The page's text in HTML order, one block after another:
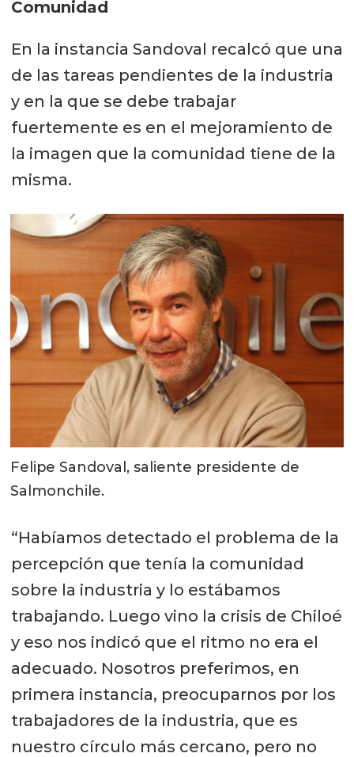
Comunidad
En la instancia Sandoval recalcó que una
de las tareas pendientes de la industria
y en la que se debe trabajar
fuertemente es en el mejoramiento de
la imagen que la comunidad tiene de la
misma.
Felipe Sandoval, saliente presidente de
Salmonchile.
“Habíamos detectado el problema de la
percepción que tenía la comunidad
sobre la industria y lo estábamos
trabajando. Luego vino la crisis de Chiloé
y eso nos indicó que el ritmo no era el
adecuado. Nosotros preferimos, en
primera instancia, preocuparnos por los
trabajadores de la industria, que es
nuestro círculo más cercano, pero no